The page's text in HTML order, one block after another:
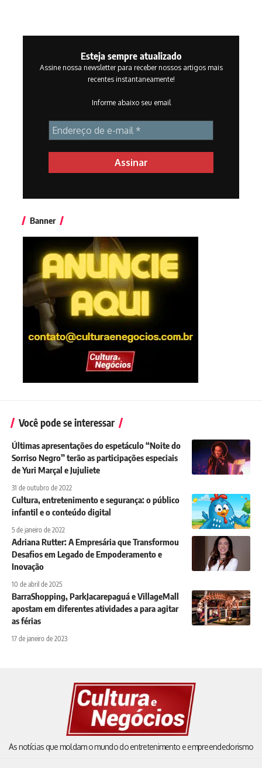
Esteja sempre atualizado
Assine nossa newsletter para receber nossos artigos mais
recentes instantaneamente!
Informe abaixo seu email
Banner
Você pode se interessar
Últimas apresentações do espetáculo “Noite do
Sorriso Negro” terão as participações especiais
de Yuri Marçal e Jujuliete
31 de outubro de 2022
Cultura, entretenimento e segurança: o público
infantil e o conteúdo digital
5 de janeiro de 2022
Adriana Rutter: A Empresária que Transformou
Desafios em Legado de Empoderamento e
Inovação
10 de abril de 2025
BarraShopping, ParkJacarepaguá e VillageMall
apostam em diferentes atividades a para agitar
as férias
17 de janeiro de 2023
As notícias que moldam o mundo do entretenimento e empreendedorismo